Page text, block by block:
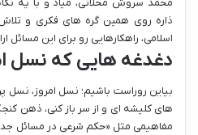
محمد سروش محلاتی، میاد و با یه
ذاره روی همین گره های فکری و
اسلامی، راهکارهایی رو برای این مسائل
دغدغه هایی که نسل
بیاین روراست باشیم؛ نسل امروز،
های کلیشه ای و از سر باز کنی، ذهن
مفاهیمی مثل «حکم شرعی در مسائل